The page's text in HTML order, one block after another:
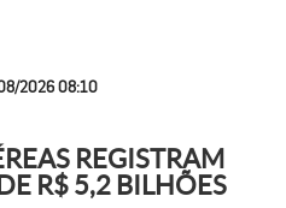
2026 08:10
REGISTRAM
R$ 5,2 BILHÕES